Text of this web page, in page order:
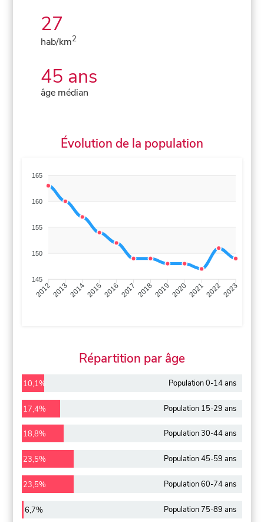
27
hab/km2
45 ans
âge médian
Évolution de la population
165
160
155
150
145
201220132014201520162017 20182019 2020202120222023
Répartition par âge
10,1% Population 0-14 ans
17,4% Population 15-29 ans
18,8% Population 30-44 ans
23,5% Population 45-59 ans
23,5% Population 60-74 ans
6,7% Population 75-89 ans